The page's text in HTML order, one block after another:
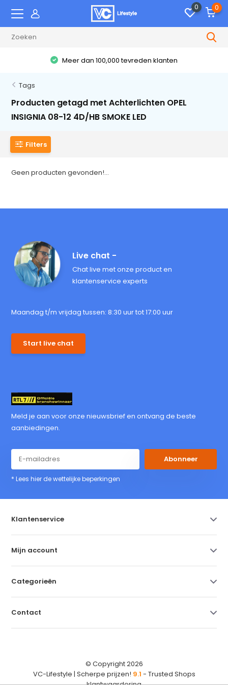
0 0
Meer dan 100,000 tevreden klanten
Tags
Producten getagd met Achterlichten OPEL
INSIGNIA 08-12 4D/HB SMOKE LED
Filters
Geen producten gevonden!...
Live chat -
Chat live met onze product en
klantenservice experts
Maandag t/m vrijdag tussen: 8:30 uur tot 17:00 uur
Start live chat
Meld je aan voor onze nieuwsbrief en ontvang de beste
aanbiedingen.
Abonneer
* Lees hier de wettelijke beperkingen
Klantenservice
Mijn account
Categorieën
Contact
© Copyright 2026
VC-Lifestyle | Scherpe prijzen! 9.1 - Trusted Shops